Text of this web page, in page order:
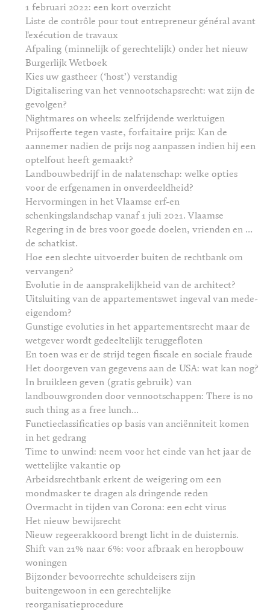
1 februari 2022: een kort overzicht
Liste de contrôle pour tout entrepreneur général avant
l'exécution de travaux
Afpaling (minnelijk of gerechtelijk) onder het nieuw
Burgerlijk Wetboek
Kies uw gastheer (‘host’) verstandig
Digitalisering van het vennootschapsrecht: wat zijn de
gevolgen?
Nightmares on wheels: zelfrijdende werktuigen
Prijsofferte tegen vaste, forfaitaire prijs: Kan de
aannemer nadien de prijs nog aanpassen indien hij een
optelfout heeft gemaakt?
Landbouwbedrijf in de nalatenschap: welke opties
voor de erfgenamen in onverdeeldheid?
Hervormingen in het Vlaamse erf-en
schenkingslandschap vanaf 1 juli 2021. Vlaamse
Regering in de bres voor goede doelen, vrienden en …
de schatkist.
Hoe een slechte uitvoerder buiten de rechtbank om
vervangen?
Evolutie in de aansprakelijkheid van de architect?
Uitsluiting van de appartementswet ingeval van mede-
eigendom?
Gunstige evoluties in het appartementsrecht maar de
wetgever wordt gedeeltelijk teruggefloten
En toen was er de strijd tegen fiscale en sociale fraude
Het doorgeven van gegevens aan de USA: wat kan nog?
In bruikleen geven (gratis gebruik) van
landbouwgronden door vennootschappen: There is no
such thing as a free lunch...
Functieclassificaties op basis van anciënniteit komen
in het gedrang
Time to unwind: neem voor het einde van het jaar de
wettelijke vakantie op
Arbeidsrechtbank erkent de weigering om een
mondmasker te dragen als dringende reden
Overmacht in tijden van Corona: een echt virus
Het nieuw bewijsrecht
Nieuw regeerakkoord brengt licht in de duisternis.
Shift van 21% naar 6%: voor afbraak en heropbouw
woningen
Bijzonder bevoorrechte schuldeisers zijn
buitengewoon in een gerechtelijke
reorganisatieprocedure